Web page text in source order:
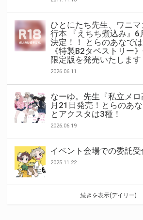
ひとにたち先生、ワニ
行本 『えちち煮込み』6
決定！！ とらのあなで
《特製B2タペストリー
限定版を発売いたします
2026.06.11
なーゆ。先生『私立メ
月21日発売！とらのあ
とアクスタは3種！
2026.06.19
イベント会場での委託
2025.11.22
続きを表示(デイリー)